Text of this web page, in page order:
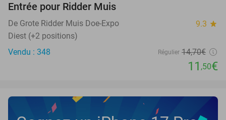
TODAY
Entrée pour Ridder Muis
De Grote Ridder Muis Doe-Expo 9.3 star
Diest (+2 positions)
Vendu : 348
Régulier 14,70€
11 ,50€